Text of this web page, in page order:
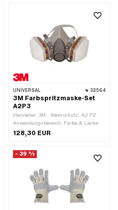
UNIVERSAL 32564
3M Farbspritzmaske-Set
A2P3
Hersteller: 3M · Atemschutz: A2 P2 ·
Anwendungsbereich: Farbe & Lacke
128,30 EUR
- 39 %